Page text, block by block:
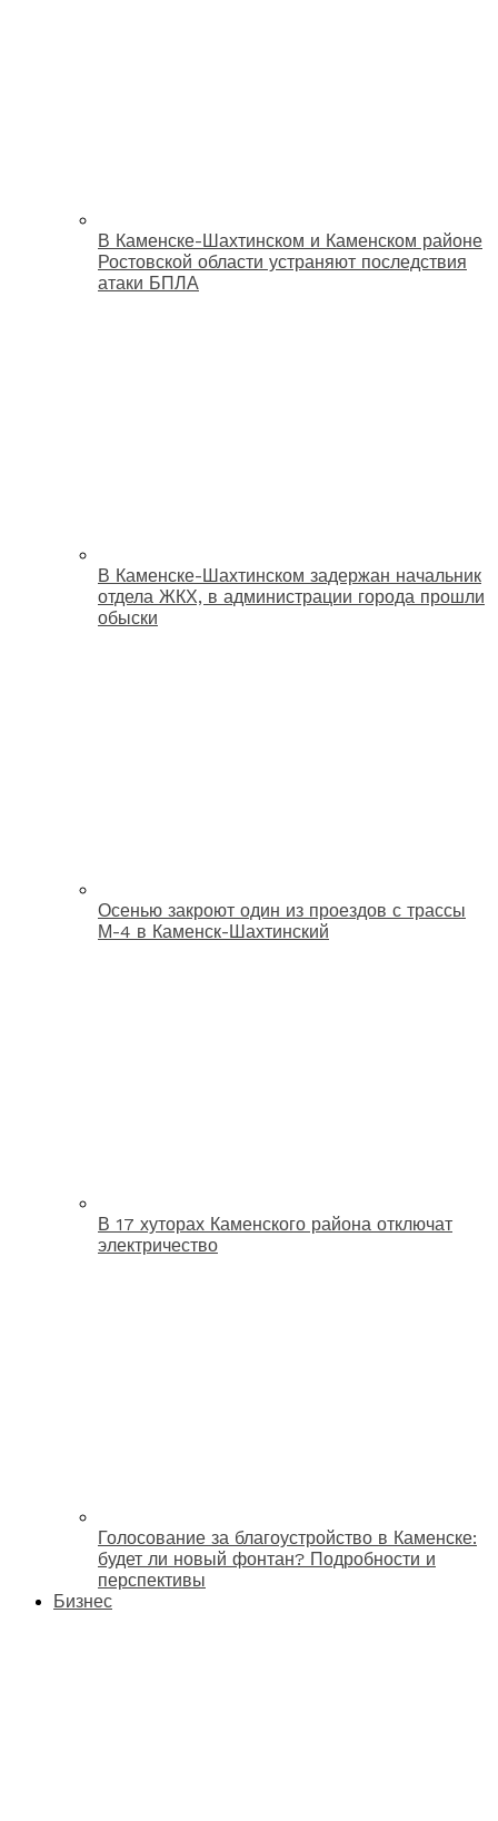
В Каменске-Шахтинском и Каменском районе
Ростовской области устраняют последствия
атаки БПЛА
В Каменске-Шахтинском задержан начальник
отдела ЖКХ, в администрации города прошли
обыски
Осенью закроют один из проездов с трассы
М-4 в Каменск-Шахтинский
В 17 хуторах Каменского района отключат
электричество
Голосование за благоустройство в Каменске:
будет ли новый фонтан? Подробности и
перспективы
Бизнес